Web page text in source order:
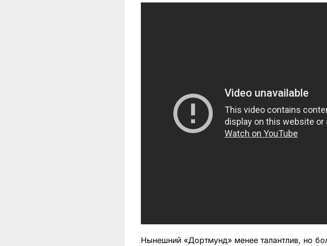
Нынешний «Дортмунд» менее талантлив, но